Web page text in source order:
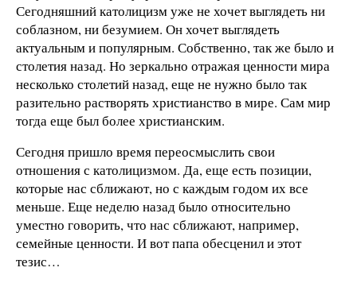
Сегодняшний католицизм уже не хочет выглядеть ни
соблазном, ни безумием. Он хочет выглядеть
актуальным и популярным. Собственно, так же было и
столетия назад. Но зеркально отражая ценности мира
несколько столетий назад, еще не нужно было так
разительно растворять христианство в мире. Сам мир
тогда еще был более христианским.
Сегодня пришло время переосмыслить свои
отношения с католицизмом. Да, еще есть позиции,
которые нас сближают, но с каждым годом их все
меньше. Еще неделю назад было относительно
уместно говорить, что нас сближают, например,
семейные ценности. И вот папа обесценил и этот
тезис…